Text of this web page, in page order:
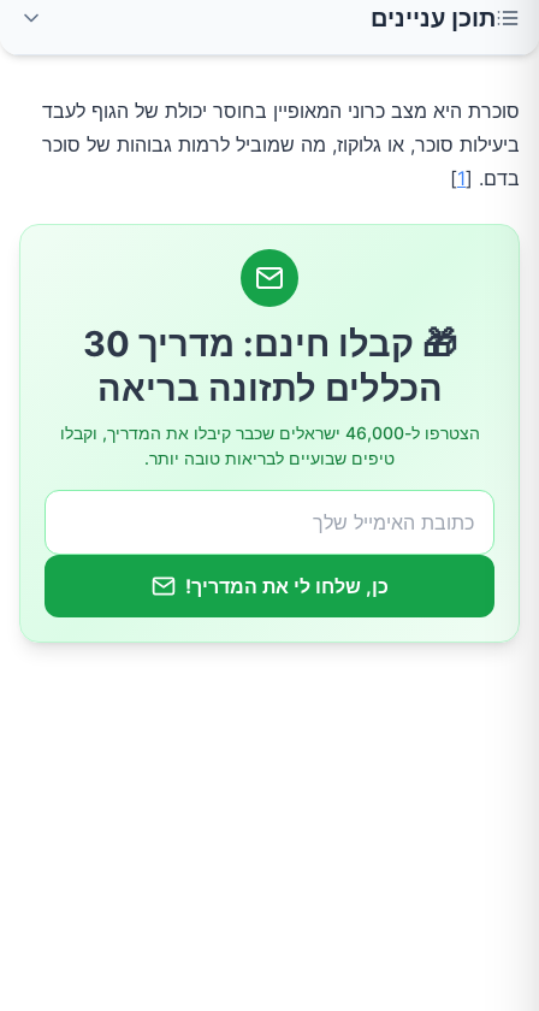
תוכן עניינים
1.צמא מוגבר ומתן שתן תכוף
2.רעב מתמשך
8.עקצוץ או חוסר תחושה
סוכרת היא מצב כרוני המאופיין בחוסר יכולת של הגוף לעבד
ביעילות סוכר, או גלוקוז, מה שמוביל לרמות גבוהות של סוכר
בדם. [1
]
🎁 קבלו חינם: מדריך 30
הכללים לתזונה בריאה
הצטרפו ל-46,000 ישראלים שכבר קיבלו את המדריך, וקבלו
טיפים שבועיים לבריאות טובה יותר.
כן, שלחו לי את המדריך!